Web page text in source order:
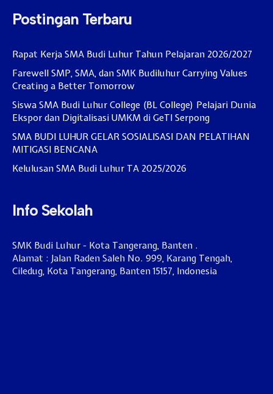
Postingan Terbaru
Rapat Kerja SMA Budi Luhur Tahun Pelajaran 2026/2027
Farewell SMP, SMA, dan SMK Budiluhur Carrying Values
Creating a Better Tomorrow
Siswa SMA Budi Luhur College (BL College) Pelajari Dunia
Ekspor dan Digitalisasi UMKM di GeTI Serpong
SMA BUDI LUHUR GELAR SOSIALISASI DAN PELATIHAN
MITIGASI BENCANA
Kelulusan SMA Budi Luhur TA 2025/2026
Info Sekolah
SMK Budi Luhur - Kota Tangerang, Banten .
Alamat : Jalan Raden Saleh No. 999, Karang Tengah,
Ciledug, Kota Tangerang, Banten 15157, Indonesia